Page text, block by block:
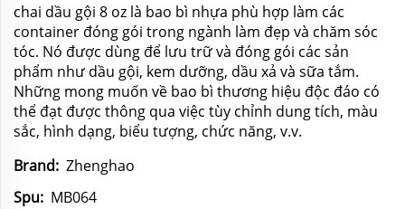
chai dầu gội 8 oz là bao bì nhựa phù hợp làm các
container đóng gói trong ngành làm đẹp và chăm sóc
tóc. Nó được dùng để lưu trữ và đóng gói các sản
phẩm như dầu gội, kem dưỡng, dầu xả và sữa tắm.
Những mong muốn về bao bì thương hiệu độc đáo có
thể đạt được thông qua việc tùy chỉnh dung tích, màu
sắc, hình dạng, biểu tượng, chức năng, v.v.
Brand: Zhenghao
Spu: MB064